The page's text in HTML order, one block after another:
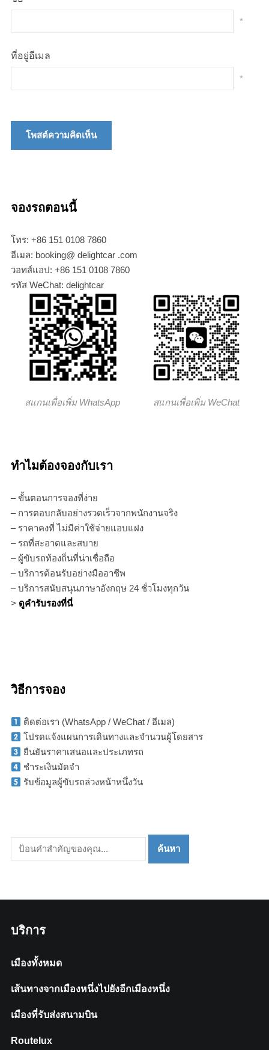
*
ที่อยู่อีเมล
*
จองรถตอนนี้
โทร: +86 151 0108 7860
อีเมล: booking@ delightcar .com
วอทส์แอป: +86 151 0108 7860
รหัส WeChat: delightcar
สแกนเพื่อเพิ่ม WhatsApp สแกนเพื่อเพิ่ม WeChat
ทำไมต้องจองกับเรา
– ขั้นตอนการจองที่ง่าย
– การตอบกลับอย่างรวดเร็วจากพนักงานจริง
– ราคาคงที่ ไม่มีค่าใช้จ่ายแอบแฝง
– รถที่สะอาดและสบาย
– ผู้ขับรถท้องถิ่นที่น่าเชื่อถือ
– บริการต้อนรับอย่างมืออาชีพ
– บริการสนับสนุนภาษาอังกฤษ 24 ชั่วโมงทุกวัน
> ดูคำรับรองที่นี่
วิธีการจอง
ติดต่อเรา (WhatsApp / WeChat / อีเมล)
โปรดแจ้งแผนการเดินทางและจำนวนผู้โดยสาร
ยืนยันราคาเสนอและประเภทรถ
ชำระเงินมัดจำ
รับข้อมูลผู้ขับรถล่วงหน้าหนึ่งวัน
บริการ
เมืองทั้งหมด
เส้นทางจากเมืองหนึ่งไปยังอีกเมืองหนึ่ง
เมืองที่รับส่งสนามบิน
Routelux